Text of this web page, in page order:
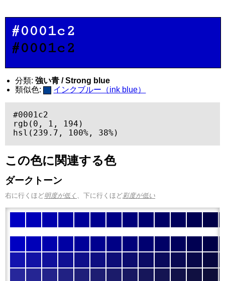
#0001c2
#0001c2
分類: 強い青 / Strong blue
類似色:
インクブルー（ink blue）
#0001c2
rgb(0, 1, 194)
hsl(239.7, 100%, 38%)
この色に関連する色
ダークトーン
右に行くほど明度が低く 、下に行くほど彩度が低い